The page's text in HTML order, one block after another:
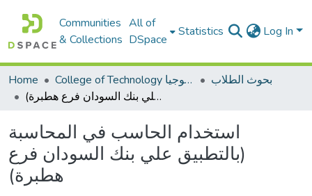
Communities
& Collections
All of
DSpace
Statistics Log In
Home College of Technology كلية التكنولوجيا
بحوث الطلاب
استخدام الحاسب في المحاسبة (بالتطبيق علي بنك السودان فرع هطبرة)
استخدام الحاسب في المحاسبة
(بالتطبيق علي بنك السودان فرع
هطبرة)